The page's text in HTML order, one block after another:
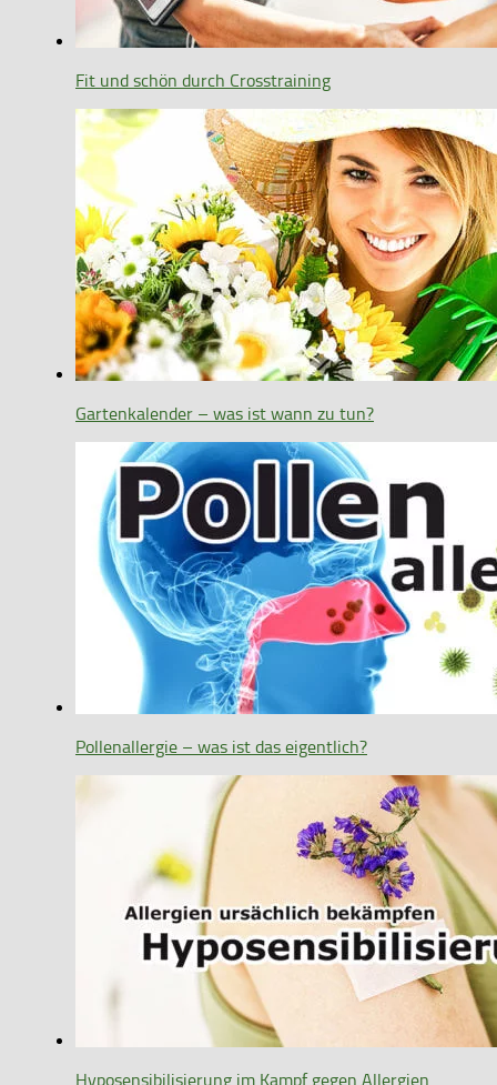
Fit und schön durch Crosstraining
Gartenkalender – was ist wann zu tun?
Pollenallergie – was ist das eigentlich?
Hyposensibilisierung im Kampf gegen Allergien